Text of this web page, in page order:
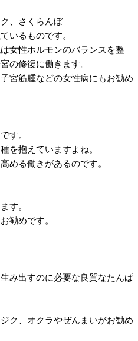
、さくらんぼ
いるものです。
女性ホルモンのバランスを整
の修復に働きます。
宮筋腫などの女性病にもお勧め
す。
を抱えていますよね。
める働きがあるのです。
す。
勧めです。
み出すのに必要な良質なたんぱ
ク、オクラやぜんまいがお勧め